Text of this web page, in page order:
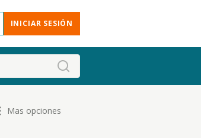
INICIAR SESIÓN
Mas opciones